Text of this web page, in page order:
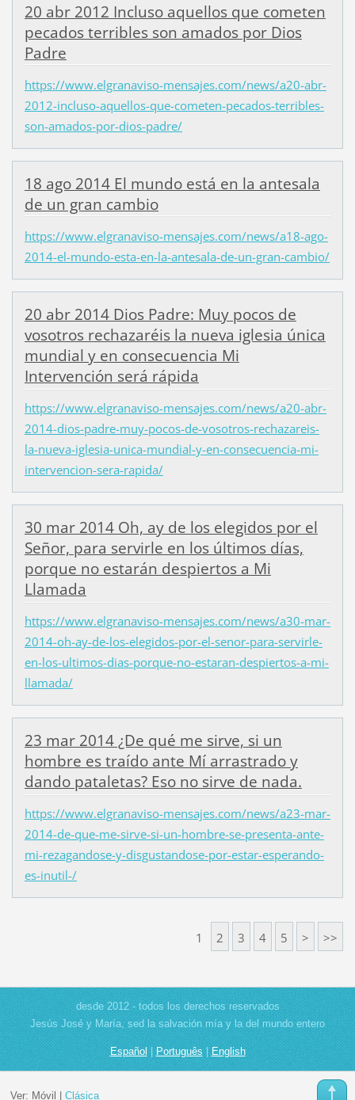
20 abr 2012 Incluso aquellos que cometen
pecados terribles son amados por Dios
Padre
https://www.elgranaviso-mensajes.com/news/a20-abr-
2012-incluso-aquellos-que-cometen-pecados-terribles-
son-amados-por-dios-padre/
18 ago 2014 El mundo está en la antesala
de un gran cambio
https://www.elgranaviso-mensajes.com/news/a18-ago-
2014-el-mundo-esta-en-la-antesala-de-un-gran-cambio/
20 abr 2014 Dios Padre: Muy pocos de
vosotros rechazaréis la nueva iglesia única
mundial y en consecuencia Mi
Intervención será rápida
https://www.elgranaviso-mensajes.com/news/a20-abr-
2014-dios-padre-muy-pocos-de-vosotros-rechazareis-
la-nueva-iglesia-unica-mundial-y-en-consecuencia-mi-
intervencion-sera-rapida/
30 mar 2014 Oh, ay de los elegidos por el
Señor, para servirle en los últimos días,
porque no estarán despiertos a Mi
Llamada
https://www.elgranaviso-mensajes.com/news/a30-mar-
2014-oh-ay-de-los-elegidos-por-el-senor-para-servirle-
en-los-ultimos-dias-porque-no-estaran-despiertos-a-mi-
llamada/
23 mar 2014 ¿De qué me sirve, si un
hombre es traído ante Mí arrastrado y
dando pataletas? Eso no sirve de nada.
https://www.elgranaviso-mensajes.com/news/a23-mar-
2014-de-que-me-sirve-si-un-hombre-se-presenta-ante-
mi-rezagandose-y-disgustandose-por-estar-esperando-
es-inutil-/
1 2 3 4 5 > >>
desde 2012 - todos los derechos reservados
Jesús José y María, sed la salvación mía y la del mundo entero
Español |Português|English
Ver: Móvil Clásica